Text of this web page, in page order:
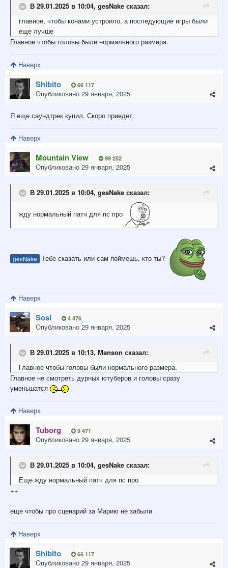
В 29.01.2025 в 10:04, gesNake сказал:
главное, чтобы конами устроило, а последующие игры были
еще лучше
Главное чтобы головы были нормального размера.
Наверх
Shibito 66 117
Опубликовано 29 января, 2025
Я еще саундтрек купил. Скоро приедет.
Наверх
Mountain View 99 252
Опубликовано 29 января, 2025
В 29.01.2025 в 10:04, gesNake сказал:
жду нормальный патч для пс про
gesNake Тебе сказать или сам поймешь, кто ты?
Наверх
Sosi 4 476
Опубликовано 29 января, 2025
В 29.01.2025 в 10:13, Manson сказал:
Главное чтобы головы были нормального размера.
Главное не смотреть дурных ютуберов и головы сразу
уменьшатся
Наверх
Tuborg 9 471
Опубликовано 29 января, 2025
В 29.01.2025 в 10:04, gesNake сказал:
Еще жду нормальный патч для пс про
++
еще чтобы про сценарий за Марию не забыли
Наверх
Shibito 66 117
Опубликовано 29 января, 2025